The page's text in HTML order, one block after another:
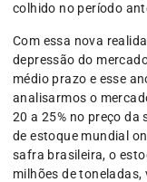
colhido no período
Com essa nova
depressão do
médio prazo e esse
analisarmos o
20 a 25% no preço da
de estoque mundial
safra brasileira, o
milhões de